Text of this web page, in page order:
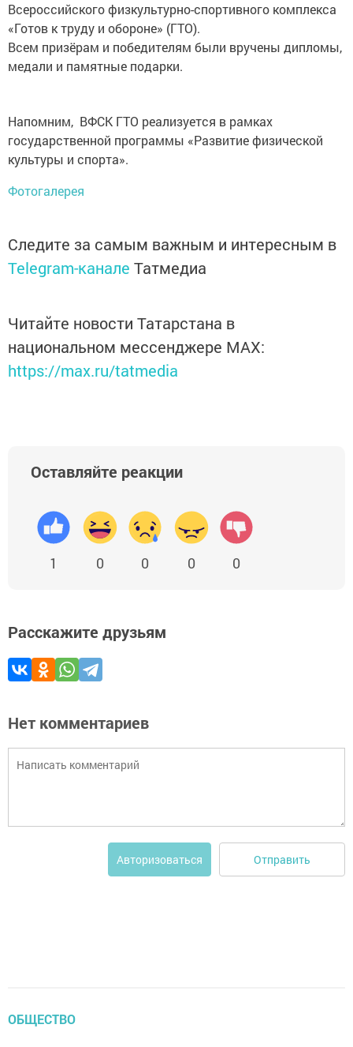
Всероссийского физкультурно-спортивного комплекса
«Готов к труду и обороне» (ГТО).
Всем призёрам и победителям были вручены дипломы,
медали и памятные подарки.
Напомним, ВФСК ГТО реализуется в рамках
государственной программы «Развитие физической
культуры и спорта».
Фотогалерея
Следите за самым важным и интересным в
Telegram-канале Татмедиа
Читайте новости Татарстана в
национальном мессенджере MАХ:
https://max.ru/tatmedia
Оставляйте реакции
1 0 0 0 0
Расскажите друзьям
Нет комментариев
Авторизоваться Отправить
ОБЩЕСТВО